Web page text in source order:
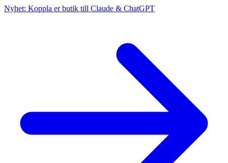
Nyhet: Koppla er butik till Claude & ChatGPT